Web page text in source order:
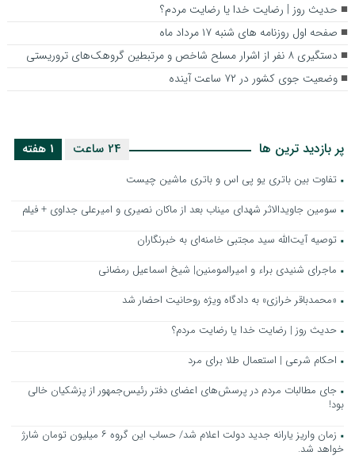
حدیث روز | رضایت خدا یا رضایت مردم؟
صفحه اول روزنامه‌ های شنبه ۱۷ مرداد ماه
دستگیری ۸ نفر از اشرار مسلح شاخص و مرتبطین گروهک‌های تروریستی
وضعیت جوی کشور در ۷۲ ساعت آینده
پر بازدید ترین ها 1 هفته 24 ساعت
تفاوت بین باتری یو پی اس و باتری ماشین چیست
سومین جاویدالاثر شهدای میناب بعد از ماکان نصیری و امیرعلی جداوی + فیلم
توصیه آیت‌الله سید مجتبی خامنه‌ای به خبرنگاران
ماجرای شنیدی براء و امیرالمومنین| شیخ اسماعیل رمضانی
«محمدباقر خرازی» به دادگاه ویژه روحانیت احضار شد
حدیث روز | رضایت خدا یا رضایت مردم؟
احکام شرعی | استعمال طلا برای مرد
جای مطالبات مردم در پرسش‌های اعضای دفتر رئیس‌جمهور از پزشکیان خالی
بود!
زمان واریز یارانه جدید دولت اعلام شد/ حساب این گروه ۶ میلیون تومان شارژ
خواهد شد.